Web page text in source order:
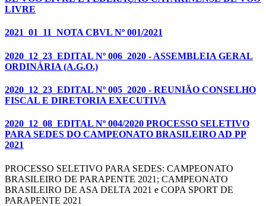
LIVRE
2021_01_11_NOTA CBVL Nº 001/2021
2020_12_23_EDITAL Nº 006_2020 - ASSEMBLEIA GERAL
ORDINÁRIA (A.G.O.)
2020_12_23_EDITAL Nº 005_2020 - REUNIÃO CONSELHO
FISCAL E DIRETORIA EXECUTIVA
2020_12_08_EDITAL Nº 004/2020 PROCESSO SELETIVO
PARA SEDES DO CAMPEONATO BRASILEIRO AD PP
2021
PROCESSO SELETIVO PARA SEDES: CAMPEONATO
BRASILEIRO DE PARAPENTE 2021; CAMPEONATO
BRASILEIRO DE ASA DELTA 2021 e COPA SPORT DE
PARAPENTE 2021